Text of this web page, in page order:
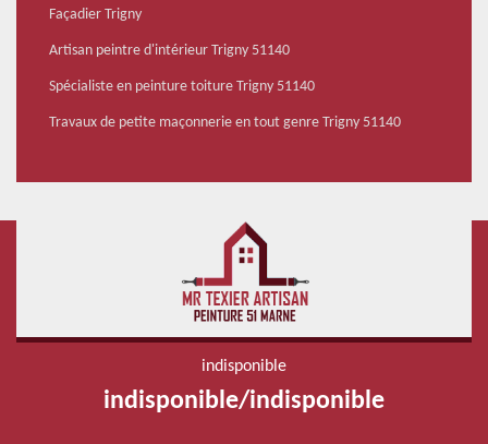
Façadier Trigny
Artisan peintre d'intérieur Trigny 51140
Spécialiste en peinture toiture Trigny 51140
Travaux de petite maçonnerie en tout genre Trigny 51140
indisponible
indisponible/indisponible